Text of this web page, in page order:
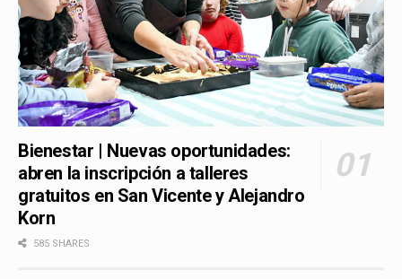
Bienestar | Nuevas oportunidades:
abren la inscripción a talleres
gratuitos en San Vicente y Alejandro
Korn
585 SHARES